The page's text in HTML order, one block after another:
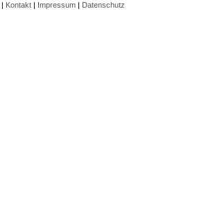
| Kontakt | Impressum | Datenschutz